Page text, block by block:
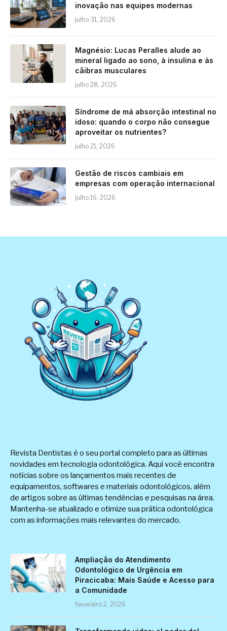
inovação nas equipes modernas
julho 31, 2026
Magnésio: Lucas Peralles alude ao
mineral ligado ao sono, à insulina e às
cãibras musculares
julho 28, 2026
Síndrome de má absorção intestinal no
idoso: quando o corpo não consegue
aproveitar os nutrientes?
julho 21, 2026
Gestão de riscos cambiais em
empresas com operação internacional
julho 16, 2026
Revista Dentistas é o seu portal completo para as últimas
novidades em tecnologia odontológica. Aqui você encontra
notícias sobre os lançamentos mais recentes de
equipamentos, softwares e materiais odontológicos, além
de artigos sobre as últimas tendências e pesquisas na área.
Mantenha-se atualizado e otimize sua prática odontológica
com as informações mais relevantes do mercado.
Ampliação do Atendimento
Odontológico de Urgência em
Piracicaba: Mais Saúde e Acesso para
a Comunidade
fevereiro 2, 2026